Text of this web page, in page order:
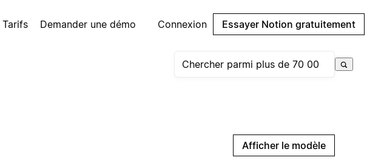
Tarifs Demander une démo Connexion Essayer Notion gratuitement
Afficher le modèle